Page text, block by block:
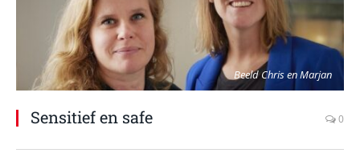
Beeld Chris en Marjan
Sensitief en safe 0